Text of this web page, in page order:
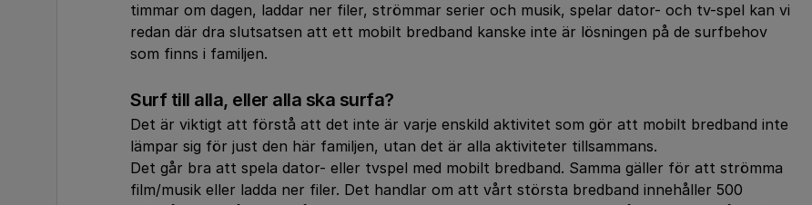
timmar om dagen, laddar ner filer, strömmar serier och musik, spelar dator- och tv-spel kan vi
redan där dra slutsatsen att ett mobilt bredband kanske inte är lösningen på de surfbehov
som finns i familjen.
Surf till alla, eller alla ska surfa?
Det är viktigt att förstå att det inte är varje enskild aktivitet som gör att mobilt bredband inte
lämpar sig för just den här familjen, utan det är alla aktiviteter tillsammans.
Det går bra att spela dator- eller tvspel med mobilt bredband. Samma gäller för att strömma
film/musik eller ladda ner filer. Det handlar om att vårt största bredband innehåller 500